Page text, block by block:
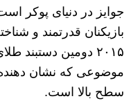
جوایز در دنیای پوکر
بازیکنان قدرتمند و
۲۰۱۵ دومین
موضوعی که نشان‌ دهنده
سطح بالا است.